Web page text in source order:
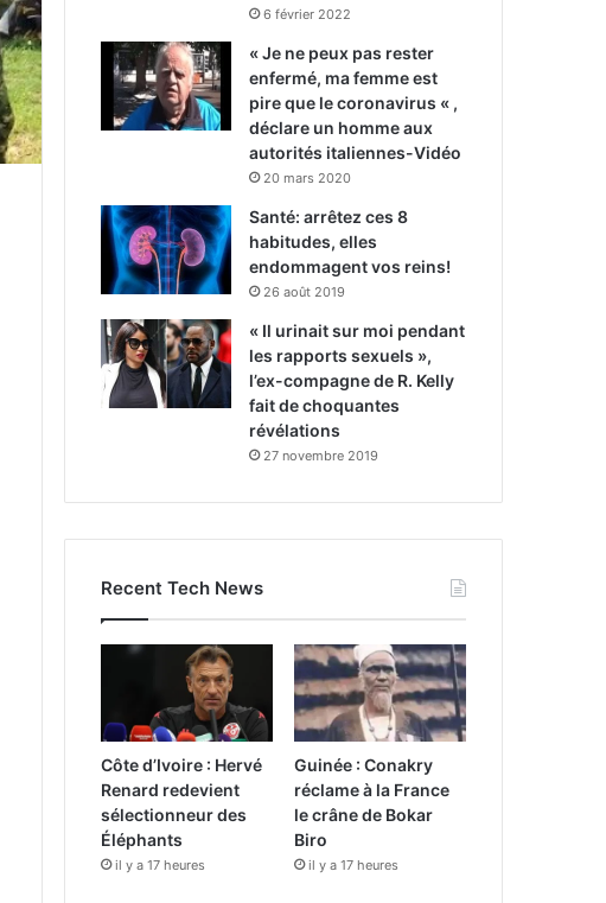
6 février 2022
« Je ne peux pas rester
enfermé, ma femme est
pire que le coronavirus « ,
déclare un homme aux
autorités italiennes-Vidéo
20 mars 2020
Santé: arrêtez ces 8
habitudes, elles
endommagent vos reins!
26 août 2019
« Il urinait sur moi pendant
les rapports sexuels »,
l’ex-compagne de R. Kelly
fait de choquantes
révélations
27 novembre 2019
Recent Tech News
Côte d’Ivoire : Hervé
Renard redevient
sélectionneur des
Éléphants
il y a 17 heures
Guinée : Conakry
réclame à la France
le crâne de Bokar
Biro
il y a 17 heures